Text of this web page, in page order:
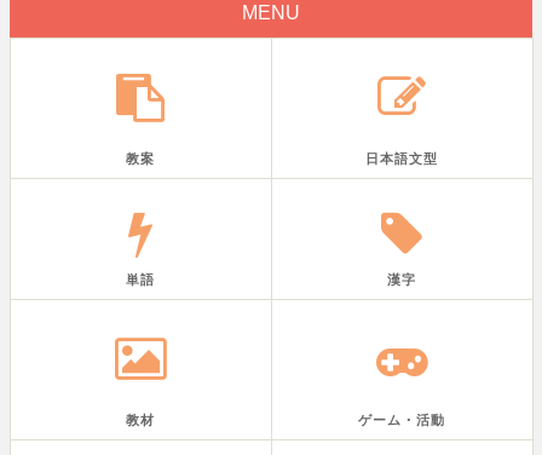
MENU
教案 日本語文型
単語 漢字
教材 ゲーム・活動